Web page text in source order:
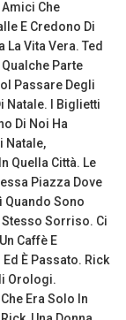
Che
E Credono Di
Vita Vera. Ted
Parte
Passare Degli
Natale. I Biglietti
Di Noi Ha
Natale,
Quella Città. Le
Piazza Dove
Quando Sono
Sorriso. Ci
Caffè E
È Passato. Rick
Orologi.
Era Solo In